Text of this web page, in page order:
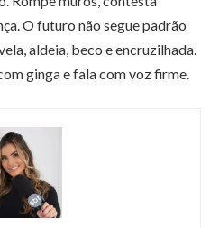
O futuro não segue padrão
aldeia, beco e encruzilhada.
ginga e fala com voz firme.